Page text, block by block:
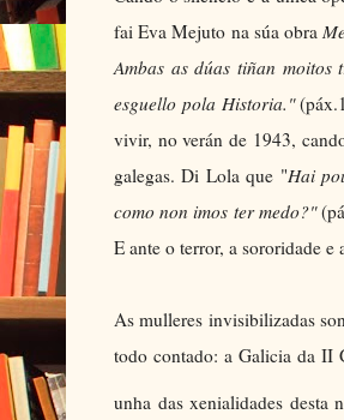
fai Eva Mejuto na súa obra
Ambas as dúas tiñan moitos
esguello pola Historia."
vivir, no verán de 1943,
galegas. Di Lola que "Hai
como non imos ter medo?"
E ante o terror, a sororidade
As mulleres invisibilizadas
todo contado: a Galicia da II
unha das xenialidades desta